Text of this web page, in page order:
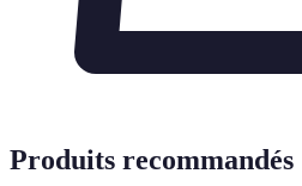
Produits recommandés